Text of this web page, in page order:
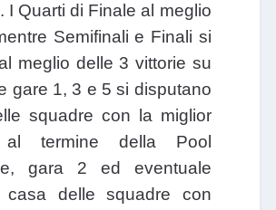
I Quarti di Finale al meglio
Semifinali e Finali si
meglio delle 3 vittorie su
gare 1, 3 e 5 si disputano
squadre con la miglior
al termine della Pool
gara 2 ed eventuale
delle squadre con